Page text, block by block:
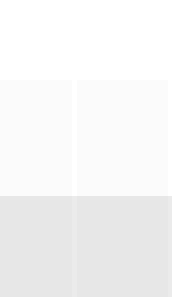
梦路上遭遇喜马
小说家方云生前往石牛寨所发生的故